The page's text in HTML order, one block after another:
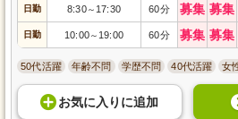
日勤 8:30～ 17:30 60分 募集 募集
日勤 10:00～ 19:00 60分 募集 募集
50代活躍 年齢不問 学歴不問 40代活躍 女
お気に入り に追加